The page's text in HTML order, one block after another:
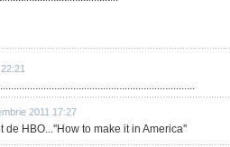
2011 17:27
de HBO...''How to make it in America''